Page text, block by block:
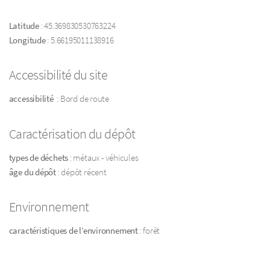
Latitude: 45.369830530763224
Longitude: 5.66195011138916
Accessibilité du site
accessibilité : Bord de route
Caractérisation du dépôt
types de déchets : métaux - véhicules
âge du dépôt : dépôt récent
Environnement
caractéristiques de l’environnement: forêt